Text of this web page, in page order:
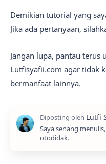
Demikian tutorial yang
Jika ada pertanyaan,
Jangan lupa, pantau terus
Lutfisyafii.com agar tidak
bermanfaat lainnya.
Saya senang
otodidak.